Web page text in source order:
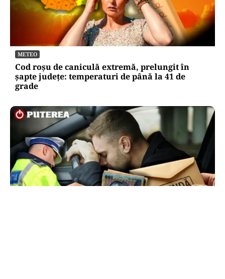
METEO
Cod roșu de caniculă extremă, prelungit în
șapte județe: temperaturi de până la 41 de
grade